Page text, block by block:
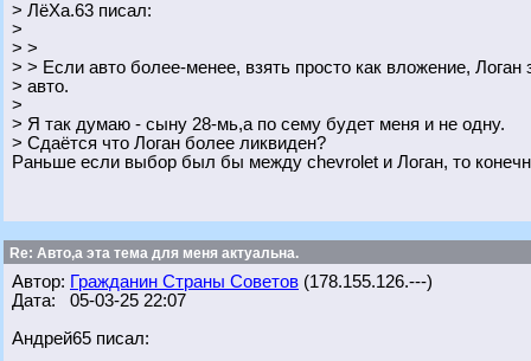
> ЛёХа.63 писал:
>
> >
> > Если авто более-менее, взять просто как вложение, Логан
> авто.
>
> Я так думаю - сыну 28-мь,а по сему будет меня и не одну.
> Сдаётся что Логан более ликвиден?
Раньше если выбор был бы между chevrolet и Логан, то
Re: Авто,а эта тема для меня актуальна.
Автор: Гражданин Страны Советов (178.155.126.---)
Дата: 05-03-25 22:07
Андрей65 писал: